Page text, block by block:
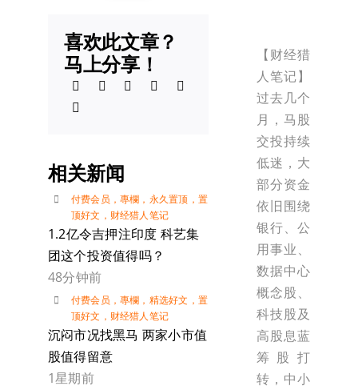
喜欢此文章？
马上分享！
相关新闻
付费会员 ， 專欄 ， 永久置顶 ， 置
顶好文 ， 财经猎人笔记
1.2亿令吉押注印度 科艺集
团这个投资值得吗？
48分钟前
付费会员 ， 專欄 ， 精选好文 ， 置
顶好文 ， 财经猎人笔记
沉闷市况找黑马 两家小市值
股值得留意
1星期前
【财经猎
人笔记】
过去几个
月，马股
交投持续
低迷，大
部分资金
依旧围绕
银行、公
用事业、
数据中心
概念股、
科技股及
高股息蓝
筹股打
转，中小